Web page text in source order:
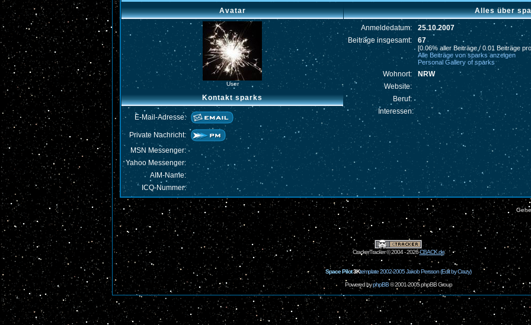
Avatar Alles über
User
Anmeldedatum:
25.10.2007
Beiträge insgesamt:
67
[0.06% aller Beiträge / 0.01 Beiträge
Alle Beiträge von sparks anzeigen
Personal Gallery of sparks
Wohnort:
NRW
Website:
Beruf:
Interessen:
Kontakt sparks
E-Mail-Adresse:
Private Nachricht:
MSN Messenger:
Yahoo Messenger:
AIM-Name:
ICQ-Nummer:
CrackerTracker © 2004 - 2026CBACK.de
Space Pilot3Ktemplate 2002-2005 Jakob Persson (Edit by Crazy)
Powered byphpBB© 2001-2005 phpBB Group